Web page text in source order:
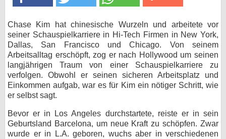
Chase Kim hat chinesische Wurzeln und arbeitete vor
seiner Schauspielkarriere in Hi-Tech Firmen in New York,
Dallas, San Francisco und Chicago. Von seinem
Arbeitsalltag erschöpft, zog er nach Hollywood um seinen
langjährigen Traum von einer Schauspielkarriere zu
verfolgen. Obwohl er seinen sicheren Arbeitsplatz und
Einkommen aufgab, war es für Kim ein nötiger Schritt, wie
er selbst sagt.
Bevor er in Los Angeles durchstartete, reiste er in sein
Geburtsland Barcelona, um neue Kraft zu schöpfen. Zwar
wurde er in L.A. geboren, wuchs aber in verschiedenen
KULTUR
Specials
SERVICE
Gewinnspiele
Forum
bei Facebook